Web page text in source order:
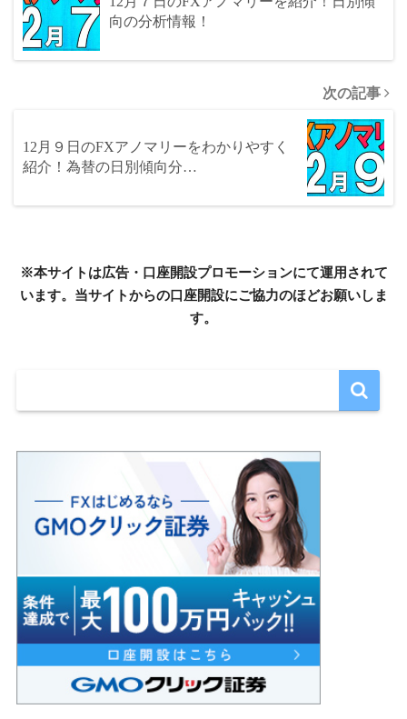
向の分析情報！
次の記事
12月９日のFXアノマリーをわかりやすく
紹介！為替の日別傾向分…
※本サイトは広告・口座開設プロモーションにて運用されて
います。当サイトからの口座開設にご協力のほどお願いしま
す。